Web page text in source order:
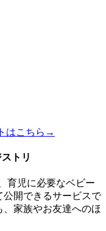
はこちら→
トリ
育児に必要なベビー
公開できるサービスで
家族やお友達へのほ